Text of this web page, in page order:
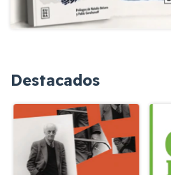
Destacados